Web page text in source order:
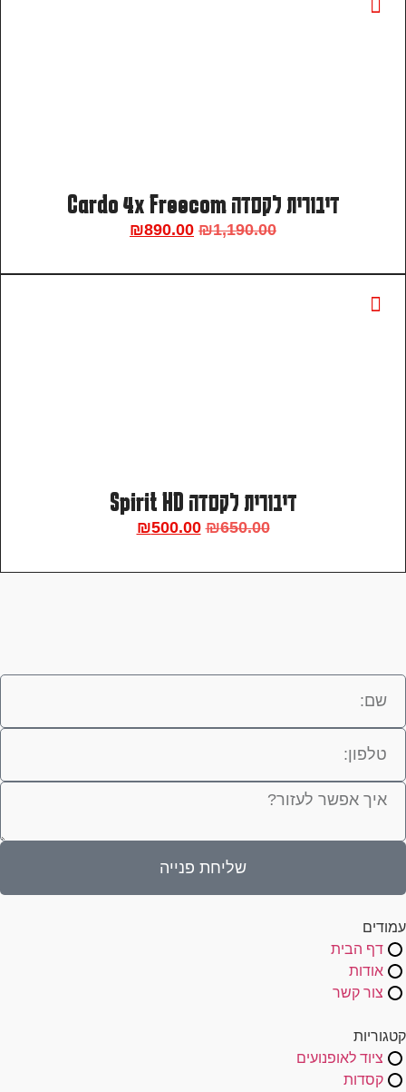
דיבורית לקסדה Cardo 4x Freecom
₪1,190.00
₪890.00
דיבורית לקסדה Spirit HD
₪650.00
₪500.00
שליחת פנייה
עמודים
דף הבית
אודות
צור קשר
קטגוריות
ציוד לאופנועים
קסדות